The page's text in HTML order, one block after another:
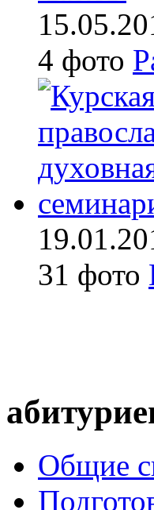
4 фото
31 фото
Общие